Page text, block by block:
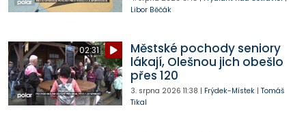
Libor Běčák
02:31
Městské pochody seniory
lákají, Olešnou jich obešlo
přes 120
3. srpna 2026 11:38 | Frýdek-Místek| Tomáš
Tikal